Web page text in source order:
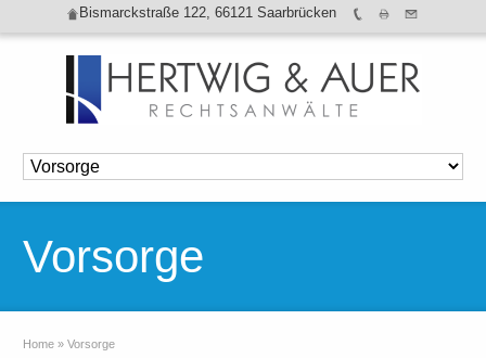
Bismarckstraße 122, 66121 Saarbrücken
Vorsorge
Home » Vorsorge